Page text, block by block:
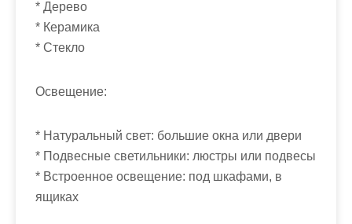
* Дерево
* Керамика
* Стекло
Освещение:
* Натуральный свет: большие окна или двери
* Подвесные светильники: люстры или подвесы
* Встроенное освещение: под шкафами, в
ящиках